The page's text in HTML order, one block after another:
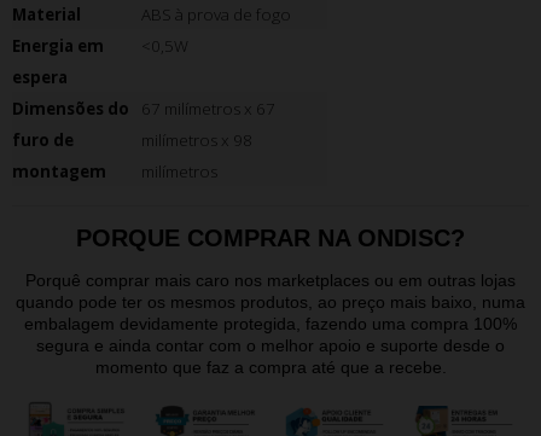
Material
ABS à prova de fogo
Energia em
espera
<0,5W
Dimensões do
furo de
montagem
67 milímetros x 67
milímetros x 98
milímetros
PORQUE COMPRAR NA ONDISC?
Porquê comprar mais caro nos marketplaces ou em outras lojas
quando pode ter os mesmos produtos, ao preço mais baixo, numa
embalagem devidamente protegida, fazendo uma compra 100%
segura e ainda contar com o melhor apoio e suporte desde o
momento que faz a compra até que a recebe.